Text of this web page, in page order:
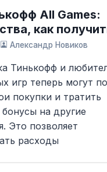
All Games:
как
Александр Новиков
Тинькофф и
игр теперь могут
покупки и тратить
на другие
Это позволяет
расходы